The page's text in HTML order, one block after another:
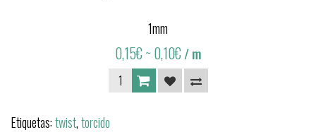
1mm
0,15€~ 0,10€/ m
Etiquetas:twist,torcido